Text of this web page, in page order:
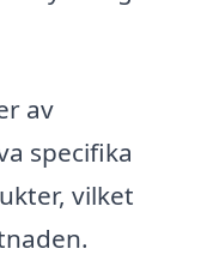
av
specifika
vilket